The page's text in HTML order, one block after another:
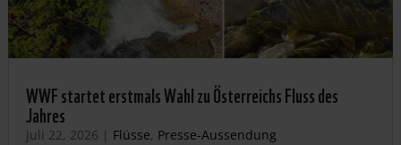
WWF startet erstmals Wahl zu Österreichs Fluss des
Jahres
Juli 22, 2026 | Flüsse, Presse-Aussendung